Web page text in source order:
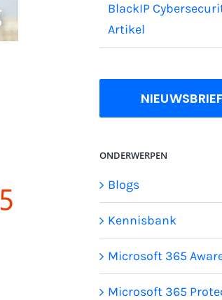
BlackIP
Artikel
NIEUWSBRIEF
ONDERWERPEN
Blogs
Kennisbank
Microsoft 365
Microsoft 365